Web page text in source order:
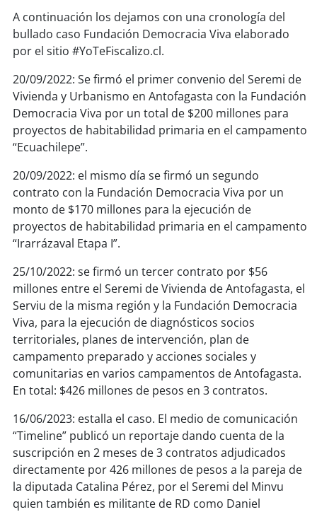
soy temuco
soyvaldivia
soyosorno
soypuertomontt
soychiloé
A continuación los dejamos con una cronología del
bullado caso Fundación Democracia Viva elaborado
por el sitio #YoTeFiscalizo.cl.
20/09/2022: Se firmó el primer convenio del Seremi de
Vivienda y Urbanismo en Antofagasta con la Fundación
Democracia Viva por un total de $200 millones para
proyectos de habitabilidad primaria en el campamento
“Ecuachilepe”.
20/09/2022: el mismo día se firmó un segundo
contrato con la Fundación Democracia Viva por un
monto de $170 millones para la ejecución de
proyectos de habitabilidad primaria en el campamento
“Irarrázaval Etapa I”.
25/10/2022: se firmó un tercer contrato por $56
millones entre el Seremi de Vivienda de Antofagasta, el
Serviu de la misma región y la Fundación Democracia
Viva, para la ejecución de diagnósticos socios
territoriales, planes de intervención, plan de
campamento preparado y acciones sociales y
comunitarias en varios campamentos de Antofagasta.
En total: $426 millones de pesos en 3 contratos.
16/06/2023: estalla el caso. El medio de comunicación
“Timeline” publicó un reportaje dando cuenta de la
suscripción en 2 meses de 3 contratos adjudicados
directamente por 426 millones de pesos a la pareja de
la diputada Catalina Pérez, por el Seremi del Minvu
quien también es militante de RD como Daniel